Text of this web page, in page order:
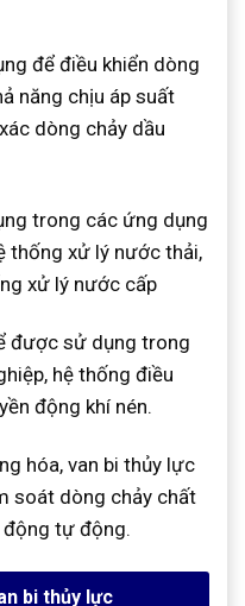
để điều khiển dòng
năng chịu áp suất
dòng chảy dầu
trong các ứng dụng
thống xử lý nước thải,
xử lý nước cấp
được sử dụng trong
hệ thống điều
động khí nén.
hóa, van bi thủy lực
soát dòng chảy chất
tự động.
bi thủy lực